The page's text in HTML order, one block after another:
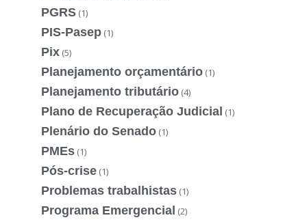
PGRS (1)
PIS-Pasep (1)
Pix (5)
Planejamento orçamentário (1)
Planejamento tributário (4)
Plano de Recuperação Judicial (1)
Plenário do Senado (1)
PMEs (1)
Pós-crise (1)
Problemas trabalhistas (1)
Programa Emergencial (2)